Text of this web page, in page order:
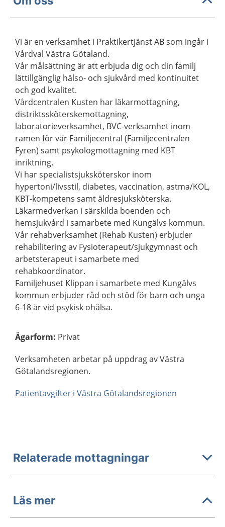
Vi är en verksamhet i Praktikertjänst AB som ingår i
Vårdval Västra Götaland.
Vår målsättning är att erbjuda dig och din familj
lättillgänglig hälso- och sjukvård med kontinuitet
och god kvalitet.
Vårdcentralen Kusten har läkarmottagning,
distriktssköterskemottagning,
laboratorieverksamhet, BVC-verksamhet inom
ramen för vår Familjecentral (Familjecentralen
Fyren) samt psykologmottagning med KBT
inriktning.
Vi har specialistsjuksköterskor inom
hypertoni/livsstil, diabetes, vaccination, astma/KOL,
KBT-kompetens samt äldresjuksköterska.
Läkarmedverkan i särskilda boenden och
hemsjukvård i samarbete med Kungälvs kommun.
Vår rehabverksamhet (Rehab Kusten) erbjuder
rehabilitering av Fysioterapeut/sjukgymnast och
arbetsterapeut i samarbete med
rehabkoordinator.
Familjehuset Klippan i samarbete med Kungälvs
kommun erbjuder råd och stöd för barn och unga
6-18 år vid psykisk ohälsa.
Ägarform: Privat
Verksamheten arbetar på uppdrag av Västra
Götalandsregionen.
Patientavgifter i Västra Götalandsregionen
Relaterade mottagningar
Läs mer